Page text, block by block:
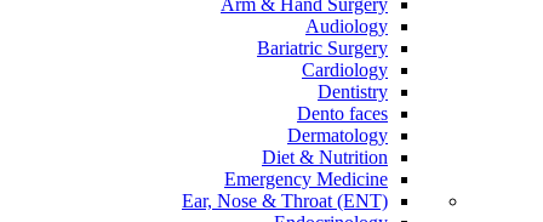
Audiology
Bariatric Surgery
Cardiology
Dentistry
Dento faces
Dermatology
Diet & Nutrition
Emergency Medicine
Ear, Nose & Throat (ENT)